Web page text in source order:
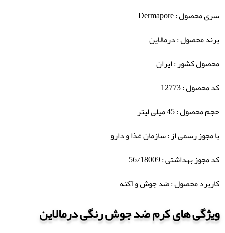
سری محصول : Dermapore
برند محصول : درمالاین
محصول کشور : ایران
کد محصول : 12773
حجم محصول : 45 میلی لیتر
با مجوز رسمی از : سازمان غذا و دارو
کد مجوز بهداشتی : 56/18009
کاربرد محصول : ضد جوش و آکنه
ویژگی های کرم ضد جوش رنگی درمالاین